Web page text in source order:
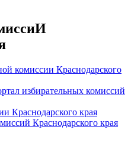
комиссии Краснодарского
избирательных комиссий
Краснодарского края
Краснодарского края